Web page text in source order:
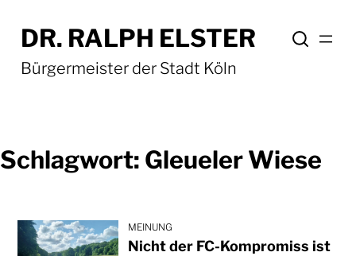
Inhalt
springen
DR. RALPH ELSTER
Bürgermeister der Stadt Köln
Schlagwort: Gleueler Wiese
MEINUNG
Nicht der FC-Kompromiss ist